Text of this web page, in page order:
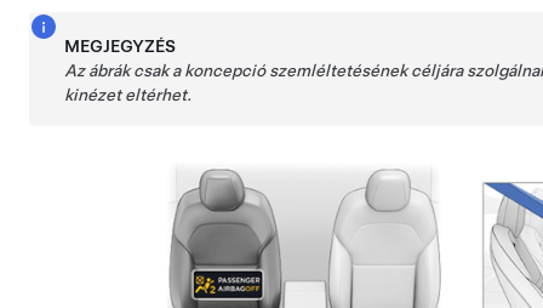
MEGJEGYZÉS
Az ábrák csak a koncepció szemléltetésének céljára
kinézet eltérhet.